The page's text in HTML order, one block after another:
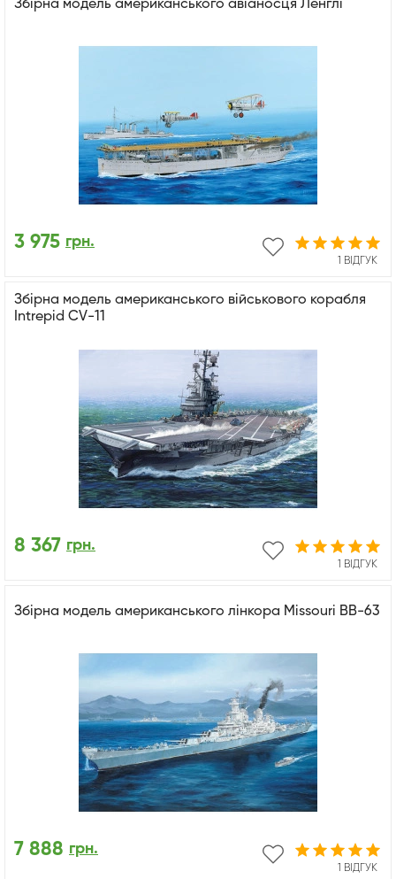
Збірна модель американського авіаносця Ленглі
1 ВІДГУК
3 975 грн.
Збірна модель американського військового корабля
Intrepid CV-11
1 ВІДГУК
8 367 грн.
Збірна модель американського лінкора Missouri BB-63
1 ВІДГУК
7 888 грн.